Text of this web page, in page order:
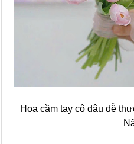
Hoa cầm tay cô dâu dễ